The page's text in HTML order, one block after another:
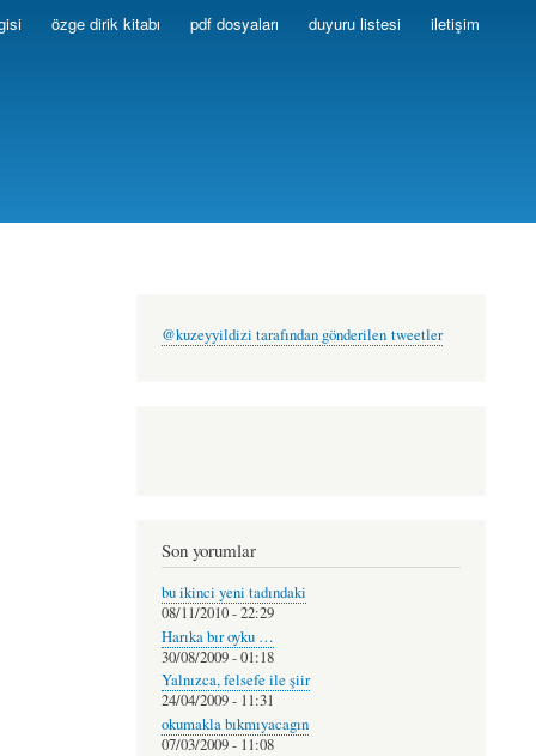
özge dirik kitabı pdf dosyaları duyuru listesi iletişim
@kuzeyyildizi tarafından gönderilen tweetler
Son yorumlar
bu ikinci yeni tadındaki
08/11/2010 - 22:29
Harıka bır oyku …
30/08/2009 - 01:18
Yalnızca, felsefe ile şiir
24/04/2009 - 11:31
okumakla bıkmıyacagın
07/03/2009 - 11:08